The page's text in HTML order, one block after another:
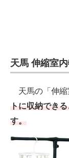
天馬 伸縮室
天馬の「伸縮
トに収納でき
す。